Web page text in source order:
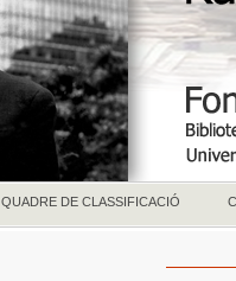
QUADRE DE CLASSIFICACIÓ